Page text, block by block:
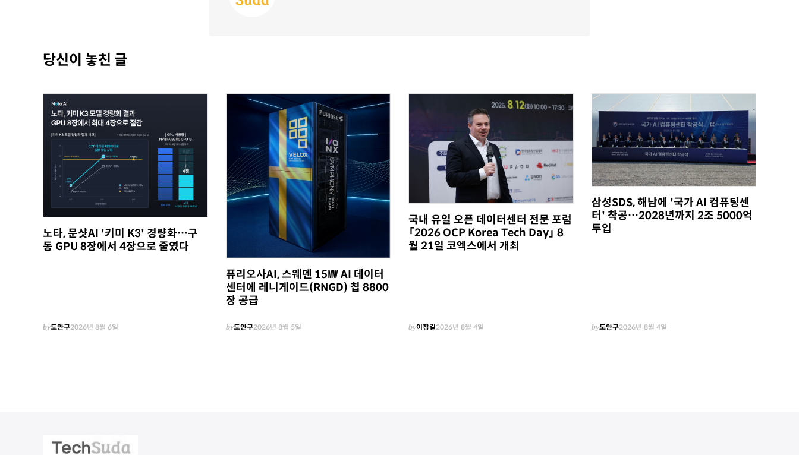
당신이 놓친 글
노타, 문샷AI '키미 K3' 경량화…구
동 GPU 8장에서 4장으로 줄였다
by도안구2026년 8월 6일
퓨리오사AI, 스웨덴 15㎿ AI 데이터
센터에 레니게이드(RNGD) 칩 8800
장 공급
by도안구2026년 8월 5일
국내 유일 오픈 데이터센터 전문 포럼
「2026 OCP Korea Tech Day」 8
월 21일 코엑스에서 개최
by이창길2026년 8월 4일
삼성SDS, 해남에 '국가 AI 컴퓨팅센
터' 착공…2028년까지 2조 5000억
투입
by도안구2026년 8월 4일